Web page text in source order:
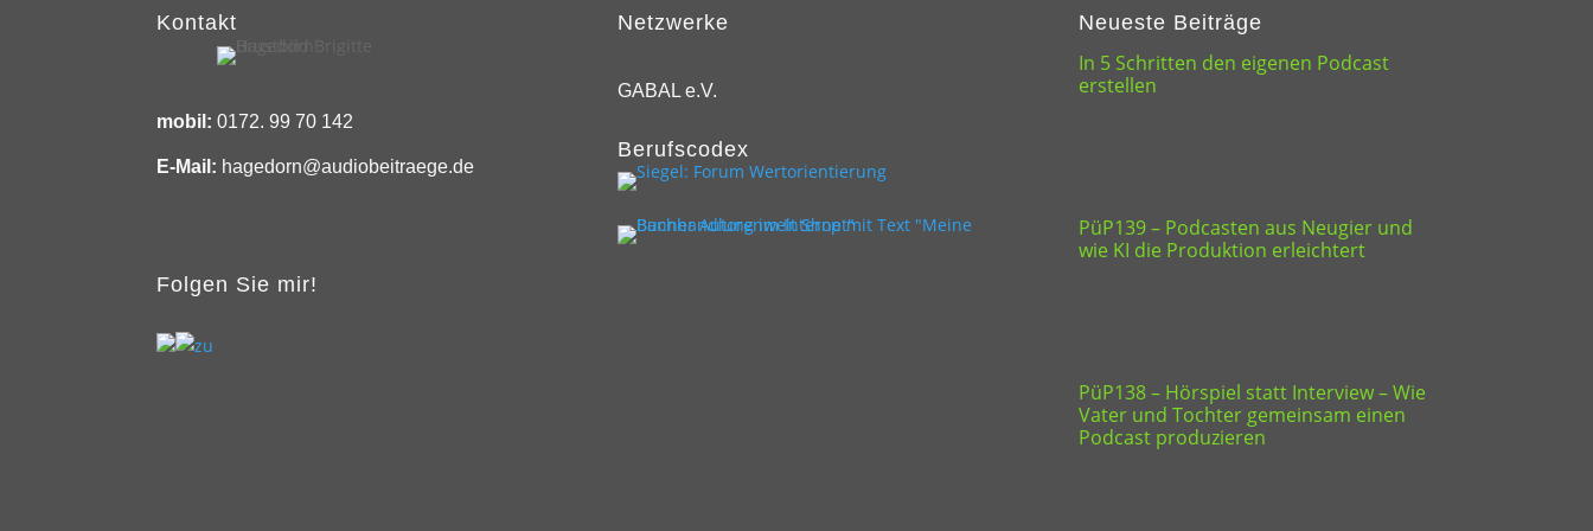
Kontakt
mobil: 0172. 99 70 142
E-Mail: hagedorn@audiobeitraege.de
Folgen Sie mir!
Netzwerke
GABAL e.V.
Berufscodex
Neueste Beiträge
In 5 Schritten den eigenen Podcast
erstellen
PüP139 – Podcasten aus Neugier und
wie KI die Produktion erleichtert
PüP138 – Hörspiel statt Interview – Wie
Vater und Tochter gemeinsam einen
Podcast produzieren